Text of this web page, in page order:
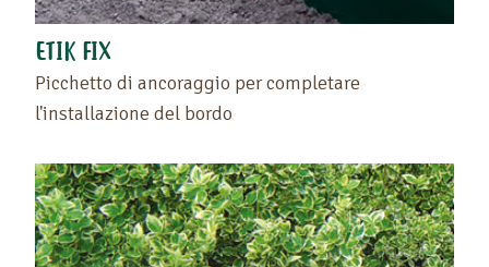
ETIK FIX
Picchetto di ancoraggio per completare
l'installazione del bordo